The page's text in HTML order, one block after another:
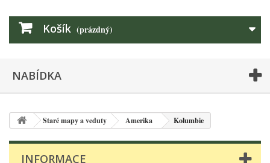
Košík (prázdný)
NABÍDKA
Staré mapy a veduty Amerika Kolumbie
INFORMACE